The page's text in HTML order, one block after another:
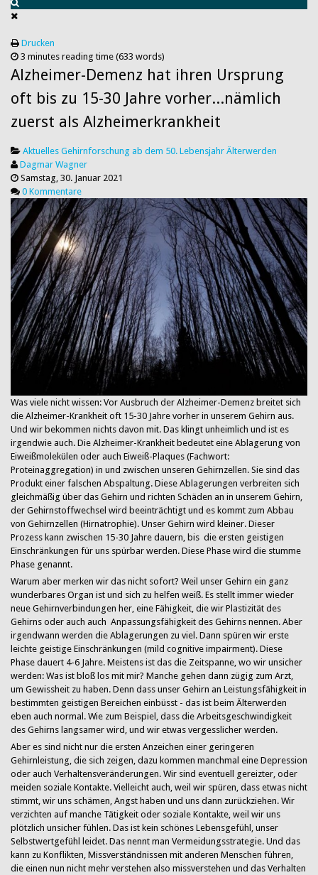
Drucken
3 minutes reading time (633 words)
Alzheimer-Demenz hat ihren Ursprung
oft bis zu 15-30 Jahre vorher...nämlich
zuerst als Alzheimerkrankheit
Aktuelles Gehirnforschung ab dem 50. Lebensjahr Älterwerden
Dagmar Wagner
Samstag, 30. Januar 2021
0 Kommentare
Was viele nicht wissen: Vor Ausbruch der Alzheimer-Demenz breitet sich
die Alzheimer-Krankheit oft 15-30 Jahre vorher in unserem Gehirn aus.
Und wir bekommen nichts davon mit. Das klingt unheimlich und ist es
irgendwie auch. Die Alzheimer-Krankheit bedeutet eine Ablagerung von
Eiweißmolekülen oder auch Eiweiß-Plaques (Fachwort:
Proteinaggregation) in und zwischen unseren Gehirnzellen. Sie sind das
Produkt einer falschen Abspaltung. Diese Ablagerungen verbreiten sich
gleichmäßig über das Gehirn und richten Schäden an in unserem Gehirn,
der Gehirnstoffwechsel wird beeinträchtigt und es kommt zum Abbau
von Gehirnzellen (Hirnatrophie). Unser Gehirn wird kleiner. Dieser
Prozess kann zwischen 15-30 Jahre dauern, bis die ersten geistigen
Einschränkungen für uns spürbar werden. Diese Phase wird die stumme
Phase genannt.
Warum aber merken wir das nicht sofort? Weil unser Gehirn ein ganz
wunderbares Organ ist und sich zu helfen weiß. Es stellt immer wieder
neue Gehirnverbindungen her, eine Fähigkeit, die wir Plastizität des
Gehirns oder auch auch Anpassungsfähigkeit des Gehirns nennen. Aber
irgendwann werden die Ablagerungen zu viel. Dann spüren wir erste
leichte geistige Einschränkungen (mild cognitive impairment). Diese
Phase dauert 4-6 Jahre. Meistens ist das die Zeitspanne, wo wir unsicher
werden: Was ist bloß los mit mir? Manche gehen dann zügig zum Arzt,
um Gewissheit zu haben. Denn dass unser Gehirn an Leistungsfähigkeit in
bestimmten geistigen Bereichen einbüsst - das ist beim Älterwerden
eben auch normal. Wie zum Beispiel, dass die Arbeitsgeschwindigkeit
des Gehirns langsamer wird, und wir etwas vergesslicher werden.
Aber es sind nicht nur die ersten Anzeichen einer geringeren
Gehirnleistung, die sich zeigen, dazu kommen manchmal eine Depression
oder auch Verhaltensveränderungen. Wir sind eventuell gereizter, oder
meiden soziale Kontakte. Vielleicht auch, weil wir spüren, dass etwas nicht
stimmt, wir uns schämen, Angst haben und uns dann zurückziehen. Wir
verzichten auf manche Tätigkeit oder soziale Kontakte, weil wir uns
plötzlich unsicher fühlen. Das ist kein schönes Lebensgefühl, unser
Selbstwertgefühl leidet. Das nennt man Vermeidungsstrategie. Und das
kann zu Konflikten, Missverständnissen mit anderen Menschen führen,
die einen nun nicht mehr verstehen also missverstehen und das Verhalten